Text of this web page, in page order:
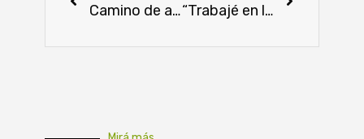
Camino de acceso a la comunidad indígena Yakye Axa está próximo a culminar “Trabajé en la huerta toda mi infancia y hasta ahora no tenía algunos conocimientos técnicos”